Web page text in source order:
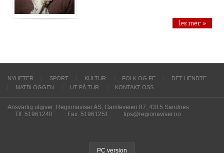
les mer »
NYHETER SPORT KULTUR FOLK OG FE
DET HENDTE
MATBLOGGEN
UT PÅ TUR KONTAKT OSS
Ansvarlig utgiver: Regionaviser AS, Gamleveien 87, 4315 Sandnes
Tlf. 51961240
Fax. 51961251 tips@regionaviser.no
PC version